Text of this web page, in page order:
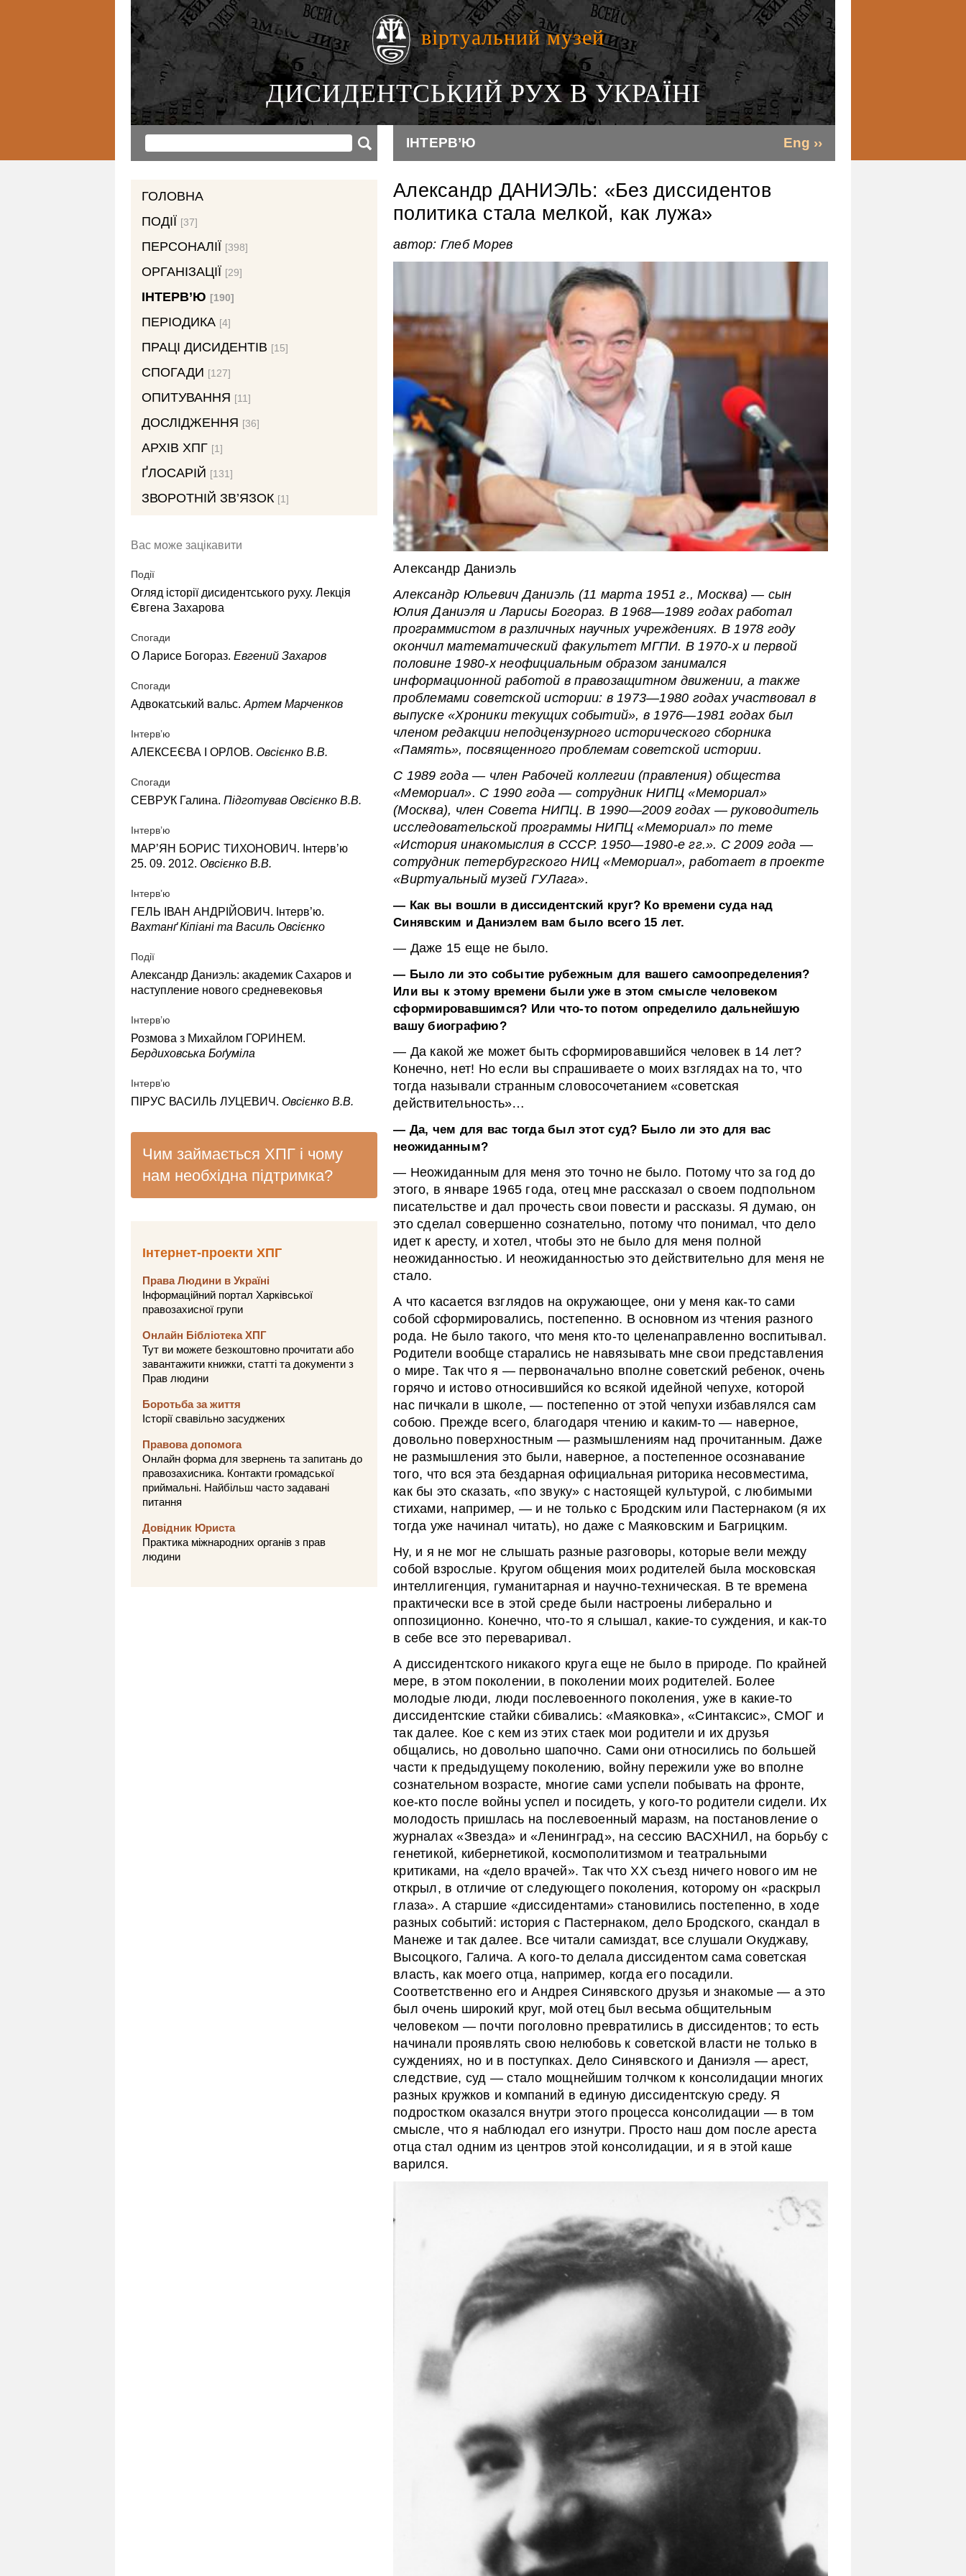
віртуальний музей
ДИСИДЕНТСЬКИЙ РУХ В УКРАЇНІ
ГОЛОВНА
ПОДІЇ [37]
ПЕРСОНАЛІЇ [398]
ОРГАНІЗАЦІЇ [29]
ІНТЕРВ’Ю [190]
ПЕРІОДИКА [4]
ПРАЦІ ДИСИДЕНТІВ [15]
СПОГАДИ [127]
ОПИТУВАННЯ [11]
ДОСЛІДЖЕННЯ [36]
АРХІВ ХПГ [1]
ҐЛОСАРІЙ [131]
ЗВОРОТНІЙ ЗВ’ЯЗОК [1]
Вас може зацікавити
Події
Огляд історії дисидентського руху. Лекція
Євгена Захарова
Спогади
О Ларисе Богораз. Евгений Захаров
Спогади
Адвокатський вальс. Артем Марченков
Інтерв’ю
АЛЕКСЕЄВА І ОРЛОВ. Овсієнко В.В.
Спогади
СЕВРУК Галина. Підготував Овсієнко В.В.
Інтерв’ю
МАР’ЯН БОРИС ТИХОНОВИЧ. Інтерв’ю
25. 09. 2012. Овсієнко В.В.
Інтерв’ю
ГЕЛЬ ІВАН АНДРІЙОВИЧ. Інтерв’ю.
Вахтанґ Кіпіані та Василь Овсієнко
Події
Александр Даниэль: академик Сахаров и
наступление нового средневековья
Інтерв’ю
Розмова з Михайлом ГОРИНЕМ.
Бердиховська Боґуміла
Інтерв’ю
ПІРУС ВАСИЛЬ ЛУЦЕВИЧ. Овсієнко В.В.
Чим займається ХПГ і чому
нам необхідна підтримка?
Інтернет-проекти ХПГ
Права Людини в Україні
Інформаційний портал Харківської
правозахисної групи
Онлайн Бібліотека ХПГ
Тут ви можете безкоштовно прочитати або
завантажити книжки, статті та документи з
Прав людини
Боротьба за життя
Історії свавільно засуджених
Правова допомога
Онлайн форма для звернень та запитань до
правозахисника. Контакти громадської
приймальні. Найбільш часто задавані
питання
Довідник Юриста
Практика міжнародних органів з прав
людини
Eng ››
ІНТЕРВ’Ю
Александр ДАНИЭЛЬ: «Без диссидентов
политика стала мелкой, как лужа»
автор: Глеб Морев
Александр Даниэль
Александр Юльевич Даниэль (11 марта 1951 г., Москва) — сын
Юлия Даниэля и Ларисы Богораз. В 1968—1989 годах работал
программистом в различных научных учреждениях. В 1978 году
окончил математический факультет МГПИ. В 1970-х и первой
половине 1980-х неофициальным образом занимался
информационной работой в правозащитном движении, а также
проблемами советской истории: в 1973—1980 годах участвовал в
выпуске «Хроники текущих событий», в 1976—1981 годах был
членом редакции неподцензурного исторического сборника
«Память», посвященного проблемам советской истории.
С 1989 года — член Рабочей коллегии (правления) общества
«Мемориал». С 1990 года — сотрудник НИПЦ «Мемориал»
(Москва), член Совета НИПЦ. В 1990—2009 годах — руководитель
исследовательской программы НИПЦ «Мемориал» по теме
«История инакомыслия в СССР. 1950—1980-е гг.». С 2009 года —
сотрудник петербургского НИЦ «Мемориал», работает в проекте
«Виртуальный музей ГУЛага».
— Как вы вошли в диссидентский круг? Ко времени суда над
Синявским и Даниэлем вам было всего 15 лет.
— Даже 15 еще не было.
— Было ли это событие рубежным для вашего самоопределения?
Или вы к этому времени были уже в этом смысле человеком
сформировавшимся? Или что-то потом определило дальнейшую
вашу биографию?
— Да какой же может быть сформировавшийся человек в 14 лет?
Конечно, нет! Но если вы спрашиваете о моих взглядах на то, что
тогда называли странным словосочетанием «советская
действительность»…
— Да, чем для вас тогда был этот суд? Было ли это для вас
неожиданным?
— Неожиданным для меня это точно не было. Потому что за год до
этого, в январе 1965 года, отец мне рассказал о своем подпольном
писательстве и дал прочесть свои повести и рассказы. Я думаю, он
это сделал совершенно сознательно, потому что понимал, что дело
идет к аресту, и хотел, чтобы это не было для меня полной
неожиданностью. И неожиданностью это действительно для меня не
стало.
А что касается взглядов на окружающее, они у меня как-то сами
собой сформировались, постепенно. В основном из чтения разного
рода. Не было такого, что меня кто-то целенаправленно воспитывал.
Родители вообще старались не навязывать мне свои представления
о мире. Так что я — первоначально вполне советский ребенок, очень
горячо и истово относившийся ко всякой идейной чепухе, которой
нас пичкали в школе, — постепенно от этой чепухи избавлялся сам
собою. Прежде всего, благодаря чтению и каким-то — наверное,
довольно поверхностным — размышлениям над прочитанным. Даже
не размышления это были, наверное, а постепенное осознавание
того, что вся эта бездарная официальная риторика несовместима,
как бы это сказать, «по звуку» с настоящей культурой, с любимыми
стихами, например, — и не только с Бродским или Пастернаком (я их
тогда уже начинал читать), но даже с Маяковским и Багрицким.
Ну, и я не мог не слышать разные разговоры, которые вели между
собой взрослые. Кругом общения моих родителей была московская
интеллигенция, гуманитарная и научно-техническая. В те времена
практически все в этой среде были настроены либерально и
оппозиционно. Конечно, что-то я слышал, какие-то суждения, и как-то
в себе все это переваривал.
А диссидентского никакого круга еще не было в природе. По крайней
мере, в этом поколении, в поколении моих родителей. Более
молодые люди, люди послевоенного поколения, уже в какие-то
диссидентские стайки сбивались: «Маяковка», «Синтаксис», СМОГ и
так далее. Кое с кем из этих стаек мои родители и их друзья
общались, но довольно шапочно. Сами они относились по большей
части к предыдущему поколению, войну пережили уже во вполне
сознательном возрасте, многие сами успели побывать на фронте,
кое-кто после войны успел и посидеть, у кого-то родители сидели. Их
молодость пришлась на послевоенный маразм, на постановление о
журналах «Звезда» и «Ленинград», на сессию ВАСХНИЛ, на борьбу с
генетикой, кибернетикой, космополитизмом и театральными
критиками, на «дело врачей». Так что ХХ съезд ничего нового им не
открыл, в отличие от следующего поколения, которому он «раскрыл
глаза». А старшие «диссидентами» становились постепенно, в ходе
разных событий: история с Пастернаком, дело Бродского, скандал в
Манеже и так далее. Все читали самиздат, все слушали Окуджаву,
Высоцкого, Галича. А кого-то делала диссидентом сама советская
власть, как моего отца, например, когда его посадили.
Соответственно его и Андрея Синявского друзья и знакомые — а это
был очень широкий круг, мой отец был весьма общительным
человеком — почти поголовно превратились в диссидентов; то есть
начинали проявлять свою нелюбовь к советской власти не только в
суждениях, но и в поступках. Дело Синявского и Даниэля — арест,
следствие, суд — стало мощнейшим толчком к консолидации многих
разных кружков и компаний в единую диссидентскую среду. Я
подростком оказался внутри этого процесса консолидации — в том
смысле, что я наблюдал его изнутри. Просто наш дом после ареста
отца стал одним из центров этой консолидации, и я в этой каше
варился.